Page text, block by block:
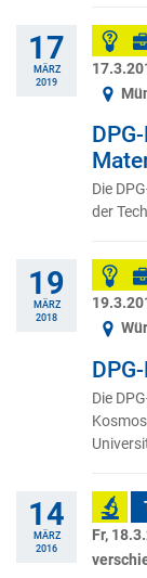
17
MÄRZ
2019
Die
der
19
MÄRZ
2018
Die
14
MÄRZ
2016
Fr,